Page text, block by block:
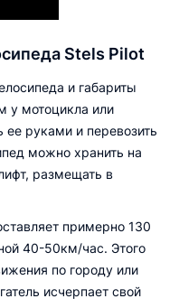
Stels Pilot
и габариты
у мотоцикла или
ее руками и перевозить
можно хранить на
размещать в
примерно 130
40-50км/час. Этого
по городу или
исчерпает свой